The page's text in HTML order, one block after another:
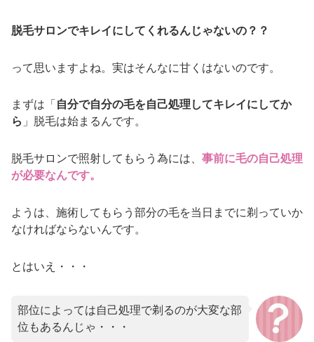
脱毛サロンでキレイにしてくれるんじゃないの？？
って思いますよね。実はそんなに甘くはないのです。
まずは「 自分で自分の毛を自己処理してキレイにしてか
ら 」脱毛は始まるんです。
脱毛サロンで照射してもらう為には、 事前に毛の自己処理
が必要なんです。
ようは、施術してもらう部分の毛を当日までに剃っていか
なければならないんです。
とはいえ・・・
部位によっては自己処理で剃るのが大変な部
位もあるんじゃ・・・